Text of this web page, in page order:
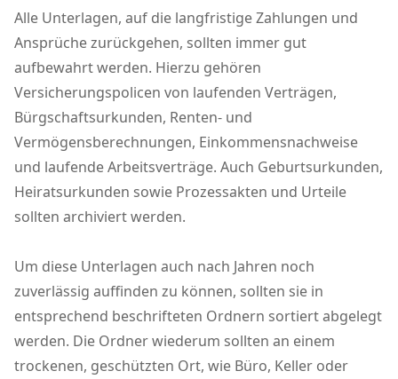
Alle Unterlagen, auf die langfristige Zahlungen und
Ansprüche zurückgehen, sollten immer gut
aufbewahrt werden. Hierzu gehören
Versicherungspolicen von laufenden Verträgen,
Bürgschaftsurkunden, Renten- und
Vermögensberechnungen, Einkommensnachweise
und laufende Arbeitsverträge. Auch Geburtsurkunden,
Heiratsurkunden sowie Prozessakten und Urteile
sollten archiviert werden.
Um diese Unterlagen auch nach Jahren noch
zuverlässig auffinden zu können, sollten sie in
entsprechend beschrifteten Ordnern sortiert abgelegt
werden. Die Ordner wiederum sollten an einem
trockenen, geschützten Ort, wie Büro, Keller oder